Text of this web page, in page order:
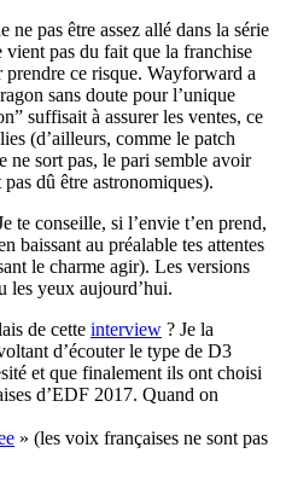
ne pas être assez allé dans la série
vient pas du fait que la franchise
prendre ce risque. Wayforward a
sans doute pour l’unique
suffisait à assurer les ventes, ce
(d’ailleurs, comme le patch
ne sort pas, le pari semble avoir
dû être astronomiques).
te conseille, si l’envie t’en prend,
baissant au préalable tes attentes
le charme agir). Les versions
les yeux aujourd’hui.
de cette interview ? Je la
d’écouter le type de D3
et que finalement ils ont choisi
d’EDF 2017. Quand on
» (les voix françaises ne sont pas